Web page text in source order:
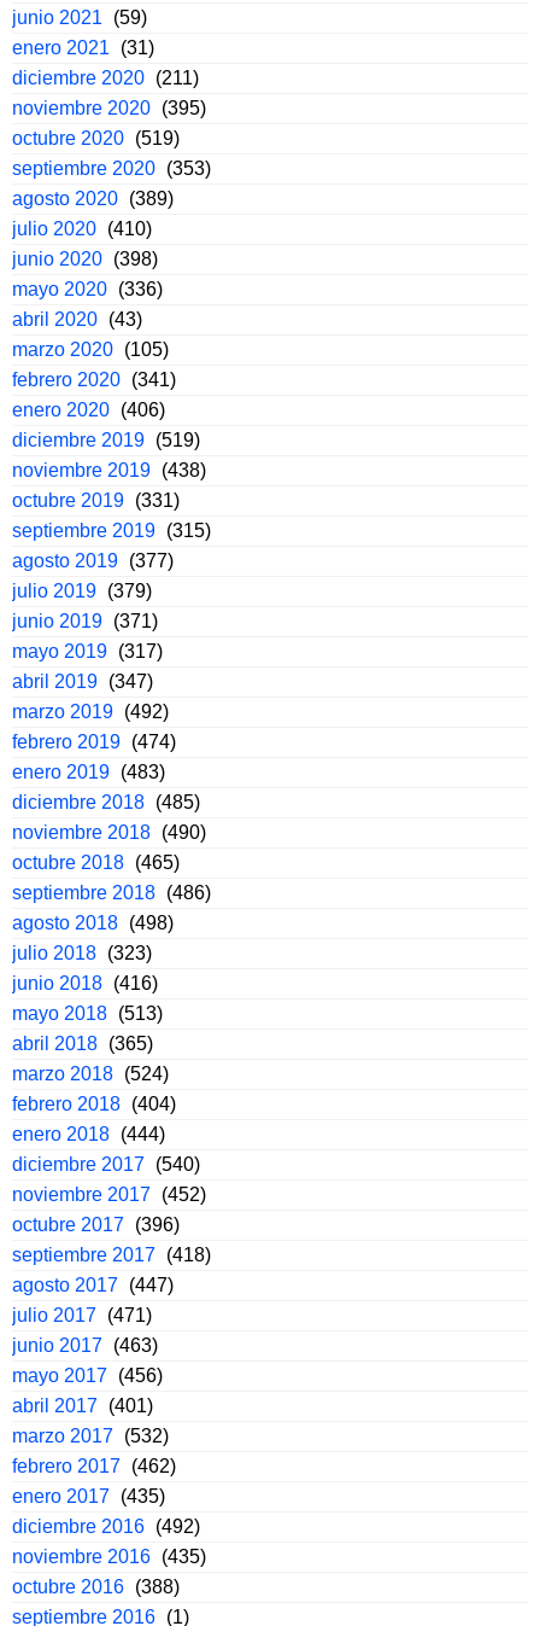
junio 2021
(59)
enero 2021
(31)
diciembre 2020 (211)
noviembre 2020 (395)
octubre 2020 (519)
septiembre 2020 (353)
agosto 2020 (389)
julio 2020 (410)
junio 2020 (398)
mayo 2020 (336)
abril 2020 (43)
marzo 2020 (105)
febrero 2020 (341)
enero 2020 (406)
diciembre 2019 (519)
noviembre 2019 (438)
octubre 2019 (331)
septiembre 2019 (315)
agosto 2019 (377)
julio 2019 (379)
junio 2019 (371)
mayo 2019 (317)
abril 2019 (347)
marzo 2019 (492)
febrero 2019 (474)
enero 2019 (483)
diciembre 2018 (485)
noviembre 2018 (490)
octubre 2018 (465)
septiembre 2018 (486)
agosto 2018 (498)
julio 2018 (323)
junio 2018 (416)
mayo 2018 (513)
abril 2018 (365)
marzo 2018 (524)
febrero 2018 (404)
enero 2018 (444)
diciembre 2017 (540)
noviembre 2017 (452)
octubre 2017 (396)
septiembre 2017 (418)
agosto 2017 (447)
julio 2017 (471)
junio 2017 (463)
mayo 2017 (456)
abril 2017 (401)
marzo 2017 (532)
febrero 2017 (462)
enero 2017 (435)
diciembre 2016 (492)
noviembre 2016 (435)
octubre 2016 (388)
septiembre 2016 (1)